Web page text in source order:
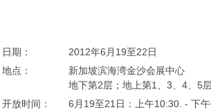
日期：
2012年6月19至22日
地点：
新加坡滨海湾金沙会展中心
地下第2层；地上第1、3、4、5
开放时间：
6月19至21日：上午10:30. - 下午